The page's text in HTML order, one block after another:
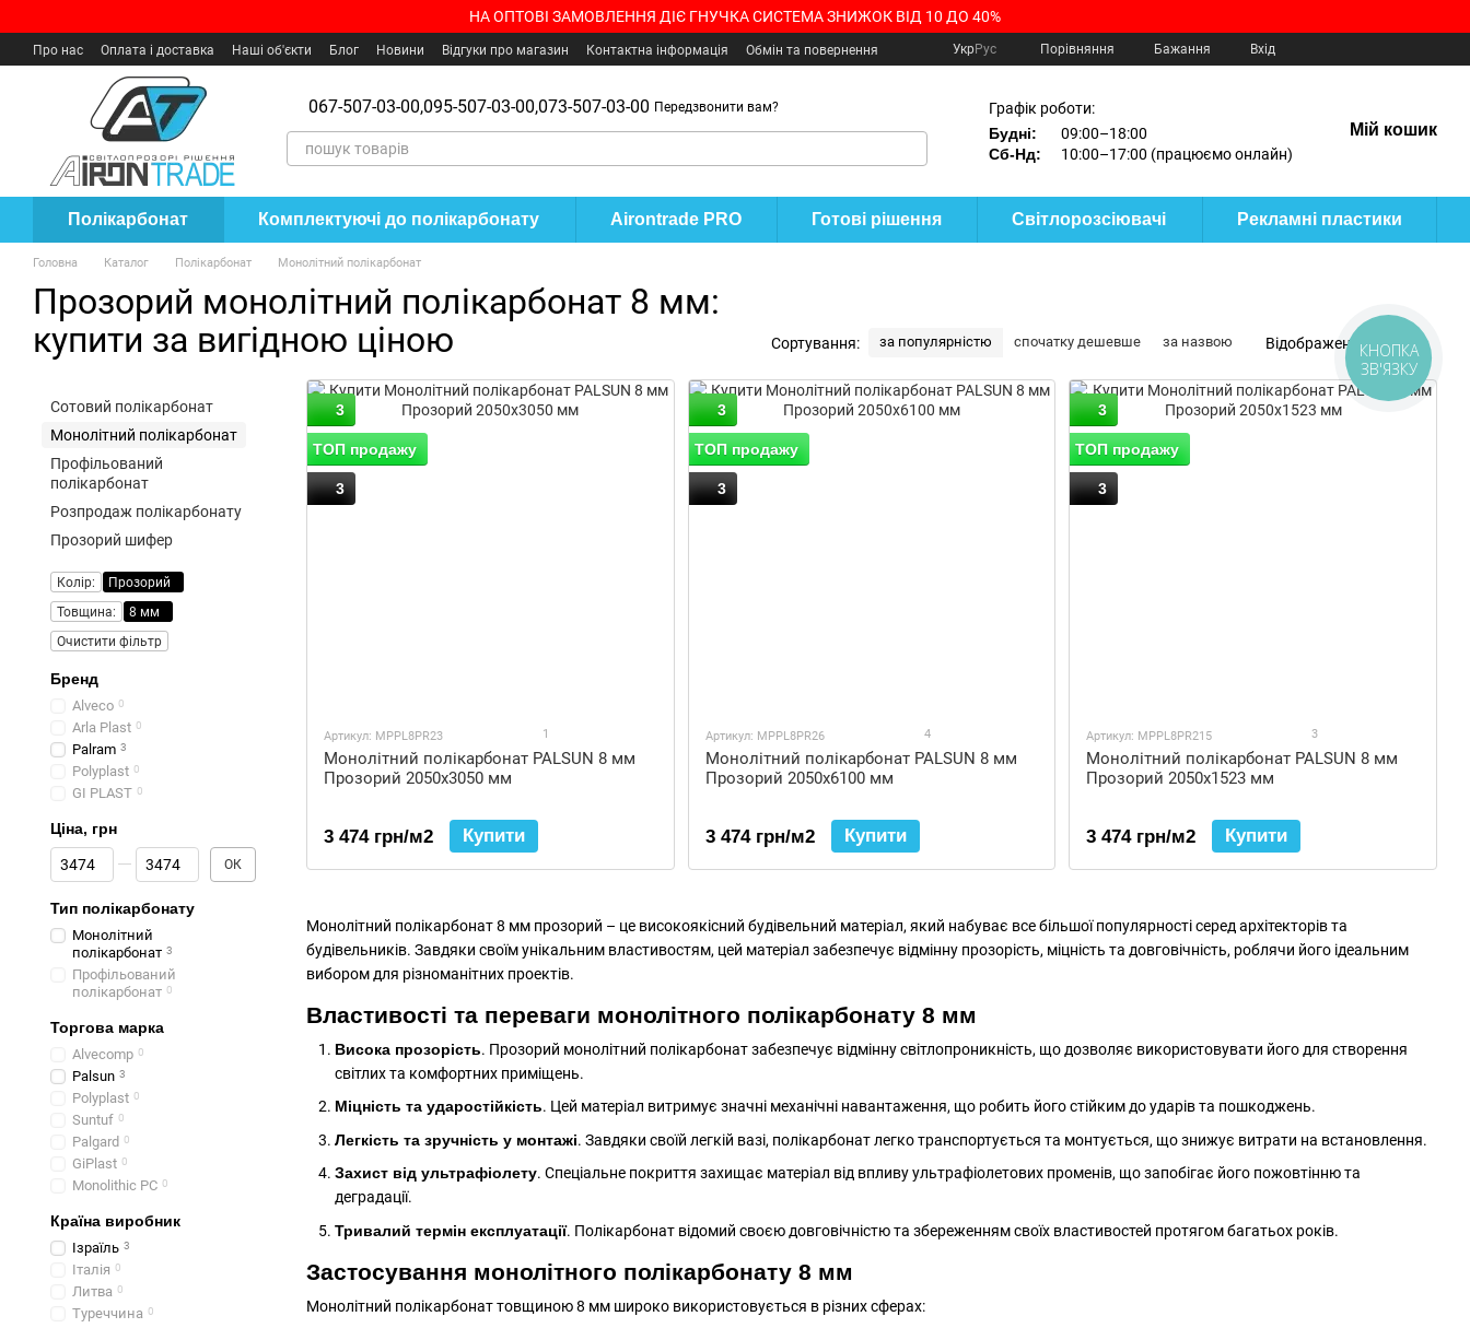
НА ОПТОВІ ЗАМОВЛЕННЯ ДІЄ ГНУЧКА СИСТЕМА ЗНИЖОК ВІД 10 ДО 40%
Про нас Оплата і доставка Наші об'єкти Блог Новини Відгуки про магазин Контактна інформація
Обмін та повернення
УкрРус Порівняння Бажання Вхід
067-507-03-00,095-507-03-00,073-507-03-00 Передзвонити вам?
Графік роботи:
Будні:
09:00–18:00
Сб-Нд:
10:00–17:00 (працюємо онлайн)
Мій кошик
Полікарбонат Комплектуючі до полікарбонату Airontrade PRO Готові рішення Світлорозсіювачі Рекламні пластики
Головна Каталог Полікарбонат Монолітний полікарбонат
Прозорий монолітний полікарбонат 8 мм:
купити за вигідною ціною
Сортування: за популярністю спочатку дешевше за назвою Відображення:
Монолітний полікарбонат 8 мм прозорий – це високоякісний будівельний матеріал, який набуває все більшої популярності серед архітекторів та
будівельників. Завдяки своїм унікальним властивостям, цей матеріал забезпечує відмінну прозорість, міцність та довговічність, роблячи його ідеальним
вибором для різноманітних проектів.
Властивості та переваги монолітного полікарбонату 8 мм
Висока прозорість. Прозорий монолітний полікарбонат забезпечує відмінну світлопроникність, що дозволяє використовувати його для створення
світлих та комфортних приміщень.
Міцність та ударостійкість. Цей матеріал витримує значні механічні навантаження, що робить його стійким до ударів та пошкоджень.
Легкість та зручність у монтажі. Завдяки своїй легкій вазі, полікарбонат легко транспортується та монтується, що знижує витрати на встановлення.
Захист від ультрафіолету. Спеціальне покриття захищає матеріал від впливу ультрафіолетових променів, що запобігає його пожовтінню та
деградації.
Тривалий термін експлуатації. Полікарбонат відомий своєю довговічністю та збереженням своїх властивостей протягом багатьох років.
Застосування монолітного полікарбонату 8 мм
Монолітний полікарбонат товщиною 8 мм широко використовується в різних сферах:
3
ТОП продажу
3
Артикул: MPPL8PR23 1
Монолітний полікарбонат PALSUN 8 мм
Прозорий 2050x3050 мм
3 474 грн/м2 Купити
3
ТОП продажу
3
Артикул: MPPL8PR26 4
Монолітний полікарбонат PALSUN 8 мм
Прозорий 2050x6100 мм
3 474 грн/м2 Купити
3
ТОП продажу
3
Артикул: MPPL8PR215 3
Монолітний полікарбонат PALSUN 8 мм
Прозорий 2050x1523 мм
3 474 грн/м2 Купити
Сотовий полікарбонат
Монолітний полікарбонат
Профільований
полікарбонат
Розпродаж полікарбонату
Прозорий шифер
Колір:
Прозорий
Товщина:
8 мм
Очистити фільтр
Бренд
Alveco 0
Arla Plast 0
Palram 3
Polyplast 0
GI PLAST 0
Ціна, грн
Від Ціна, грн
До Ціна, грн ОК
Тип полікарбонату
Монолітний
полікарбонат 3
Профільований
полікарбонат 0
Торгова марка
Alvecomp 0
Palsun 3
Polyplast 0
Suntuf 0
Palgard 0
GiPlast 0
Monolithic PC 0
Країна виробник
Ізраїль 3
Італія 0
Литва 0
Туреччина 0
КНОПКА
ЗВ'ЯЗКУ